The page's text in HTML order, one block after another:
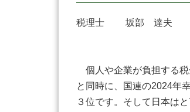
税理士 坂部 達夫
個人や企業が負担する税
と同時に、国連の2024年
３位です。そして日本は